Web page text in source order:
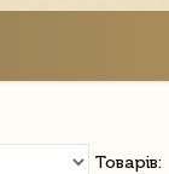
Товарів: